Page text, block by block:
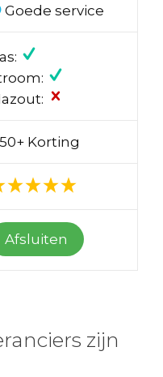
Goede service
Korting
Afsluiten
zijn